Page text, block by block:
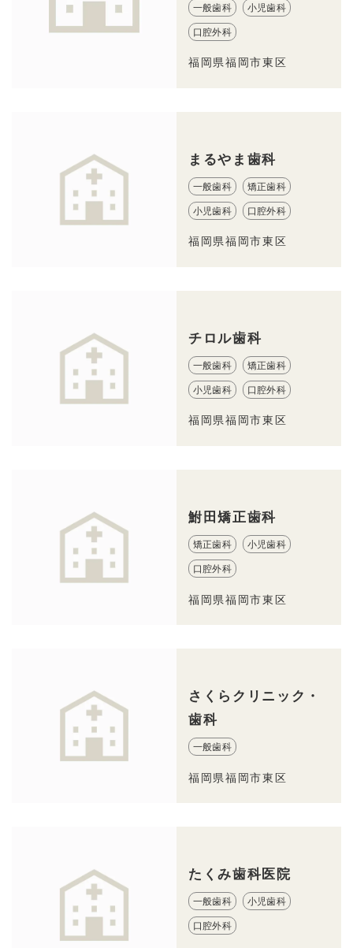
一般歯科 小児歯科
口腔外科
福岡県福岡市東区
まるやま歯科
一般歯科 矯正歯科
小児歯科 口腔外科
福岡県福岡市東区
チロル歯科
一般歯科 矯正歯科
小児歯科 口腔外科
福岡県福岡市東区
鮒田矯正歯科
矯正歯科 小児歯科
口腔外科
福岡県福岡市東区
さくらクリニック・
歯科
一般歯科
福岡県福岡市東区
たくみ歯科医院
一般歯科 小児歯科
口腔外科